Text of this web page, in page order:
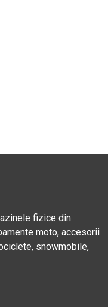
fizice din
moto, accesorii
snowmobile,